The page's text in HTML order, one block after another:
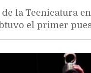
la Tecnicatura
el primer